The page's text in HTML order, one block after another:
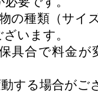
の種類（サイ
います。
具合で料金が
する場合がご